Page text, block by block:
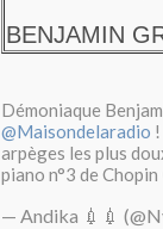
BENJAMIN
Démoniaque
@Maisondelaradio
arpèges les plus
piano n°3 de Chopin
— Andika 💉💉